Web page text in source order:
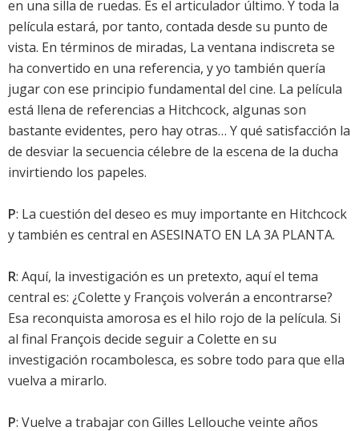
en una silla de ruedas. Es el articulador último. Y toda la
película estará, por tanto, contada desde su punto de
vista. En términos de miradas, La ventana indiscreta se
ha convertido en una referencia, y yo también quería
jugar con ese principio fundamental del cine. La película
está llena de referencias a Hitchcock, algunas son
bastante evidentes, pero hay otras… Y qué satisfacción la
de desviar la secuencia célebre de la escena de la ducha
invirtiendo los papeles.
P: La cuestión del deseo es muy importante en Hitchcock
y también es central en ASESINATO EN LA 3A PLANTA.
R: Aquí, la investigación es un pretexto, aquí el tema
central es: ¿Colette y François volverán a encontrarse?
Esa reconquista amorosa es el hilo rojo de la película. Si
al final François decide seguir a Colette en su
investigación rocambolesca, es sobre todo para que ella
vuelva a mirarlo.
P: Vuelve a trabajar con Gilles Lellouche veinte años